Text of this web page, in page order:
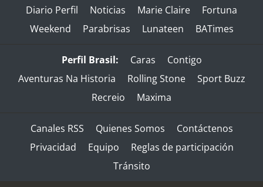
Diario Perfil Noticias Marie Claire
Fortuna
Weekend
Parabrisas Lunateen BATimes
Perfil Brasil: Caras
Contigo
Aventuras Na Historia
Rolling Stone
Sport Buzz
Recreio
Maxima
Canales RSS Quienes Somos
Contáctenos
Privacidad
Equipo
Reglas de participación
Tránsito